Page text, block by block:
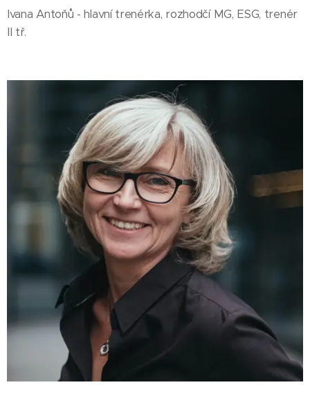
Ivana Antoňů - hlavní trenérka, rozhodčí MG, ESG, trenér
II tř.